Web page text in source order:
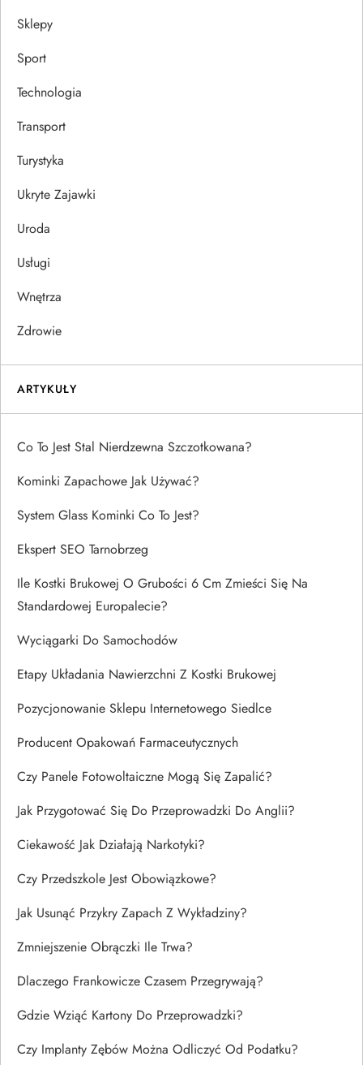
Sklepy
Sport
Technologia
Transport
Turystyka
Ukryte Zajawki
Uroda
Usługi
Wnętrza
Zdrowie
ARTYKUŁY
Co To Jest Stal Nierdzewna Szczotkowana?
Kominki Zapachowe Jak Używać?
System Glass Kominki Co To Jest?
Ekspert SEO Tarnobrzeg
Ile Kostki Brukowej O Grubości 6 Cm Zmieści Się Na
Standardowej Europalecie?
Wyciągarki Do Samochodów
Etapy Układania Nawierzchni Z Kostki Brukowej
Pozycjonowanie Sklepu Internetowego Siedlce
Producent Opakowań Farmaceutycznych
Czy Panele Fotowoltaiczne Mogą Się Zapalić?
Jak Przygotować Się Do Przeprowadzki Do Anglii?
Ciekawość Jak Działają Narkotyki?
Czy Przedszkole Jest Obowiązkowe?
Jak Usunąć Przykry Zapach Z Wykładziny?
Zmniejszenie Obrączki Ile Trwa?
Dlaczego Frankowicze Czasem Przegrywają?
Gdzie Wziąć Kartony Do Przeprowadzki?
Czy Implanty Zębów Można Odliczyć Od Podatku?